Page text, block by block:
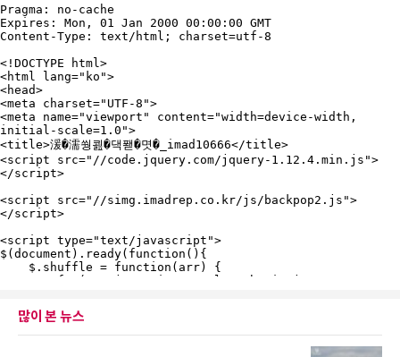
많이 본 뉴스